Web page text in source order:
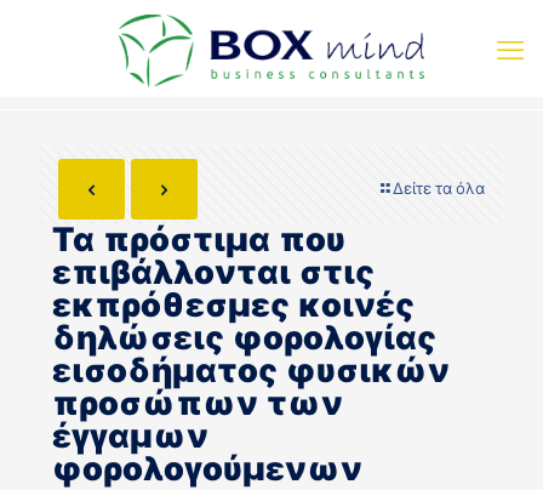
Δείτε τα όλα
Τα πρόστιμα που
επιβάλλονται στις
εκπρόθεσμες κοινές
δηλώσεις φορολογίας
εισοδήματος φυσικών
προσώπων των
έγγαμων
φορολογούμενων